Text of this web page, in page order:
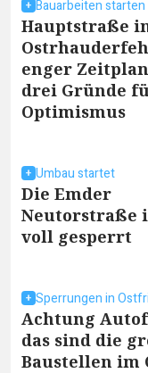
Hauptstraße
enger
drei Gründe
Optimismus
Umbau startet
Die Emder
Neutorstraße
voll gesperrt
Achtung
das sind die
Baustellen im